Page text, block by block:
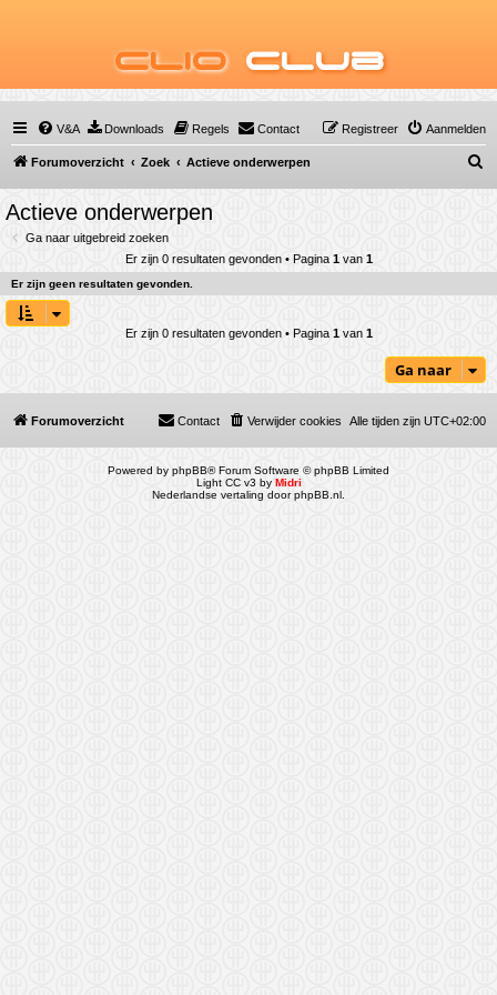
Clio Club
V&A Downloads Regels Contact Aanmelden
Registreer
Forumoverzicht Zoek Actieve onderwerpen
o
Actieve onderwerpen
Ga naar uitgebreid zoeken
Er zijn 0 resultaten gevonden • Pagina 1van 1
Er zijn geen resultaten gevonden.
Er zijn 0 resultaten gevonden • Pagina 1van 1
Ga naar
Forumoverzicht Alle tijden zijn UTC+02:00
Verwijder cookies
Contact
Powered by phpBB® Forum Software © phpBB Limited
Light CC v3 by Midri
Nederlandse vertaling doorphpBB.nl